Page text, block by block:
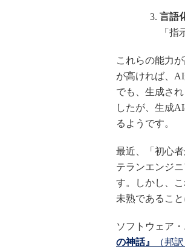
言語
「指
これらの能力
が高ければ、
でも、生成さ
したが、生成
るようです。
最近、「初心
テランエンジ
す。しかし、
未熟であるこ
ソフトウェア
の神話』
（邦